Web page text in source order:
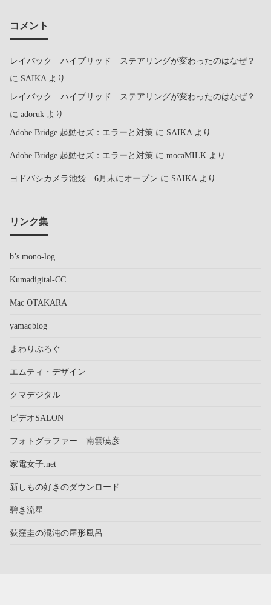
コメント
レイバック ハイブリッド ステアリングが変わったのはなぜ？
に SAIKAより
レイバック ハイブリッド ステアリングが変わったのはなぜ？
に adoruk より
Adobe Bridge 起動セズ：エラーと対策 に SAIKAより
Adobe Bridge 起動セズ：エラーと対策 に mocaMILK より
ヨドバシカメラ池袋 6月末にオープン に SAIKAより
リンク集
b’s mono-log
Kumadigital-CC
Mac OTAKARA
yamaqblog
まわりぶろぐ
エムティ・デザイン
クマデジタル
ビデオSALON
フォトグラファー 南雲暁彦
家電女子.net
新しもの好きのダウンロード
碧き流星
荻窪圭の混沌の屋形風呂